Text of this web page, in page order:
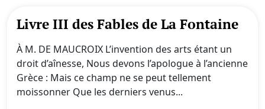
Livre III des Fables de La Fontaine
À M. DE MAUCROIX L’invention des arts étant un
droit d’aînesse, Nous devons l’apologue à l’ancienne
Grèce : Mais ce champ ne se peut tellement
moissonner Que les derniers venus...